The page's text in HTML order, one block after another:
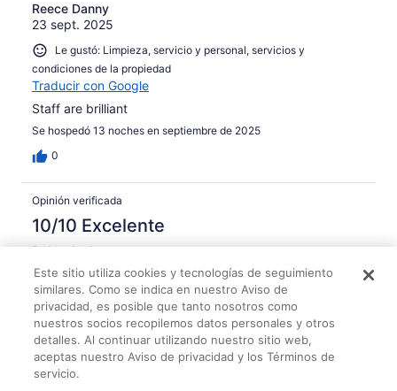
Reece Danny
23 sept. 2025
Le gustó: Limpieza, servicio y personal, servicios y
condiciones de la propiedad
Traducir con Google
Staff are brilliant
Se hospedó 13 noches en septiembre de 2025
0
Opinión verificada
10/10 Excelente
Dylan Joshua
1 oct. 2025
Le gustó: Limpieza, servicio y personal, servicios y
condiciones de la propiedad
Traducir con Google
The staff 100% make this place, so friendly, so helpful
and generally infectious. We cant thank everyone enough
for making our honeymoon so special and taking care of
Este sitio utiliza cookies y tecnologías de seguimiento
similares. Como se indica en nuestro Aviso de
privacidad, es posible que tanto nosotros como
nuestros socios recopilemos datos personales y otros
detalles. Al continuar utilizando nuestro sitio web,
aceptas nuestro Aviso de privacidad y los Términos de
servicio.